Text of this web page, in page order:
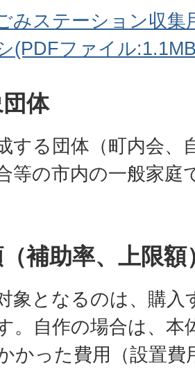
みステーション収集
(PDFファイル
体
する団体（町内会、
等の市内の一般家庭
補助率、上限額
象となるのは、購入
。自作の場合は、本
かった費用（設置費